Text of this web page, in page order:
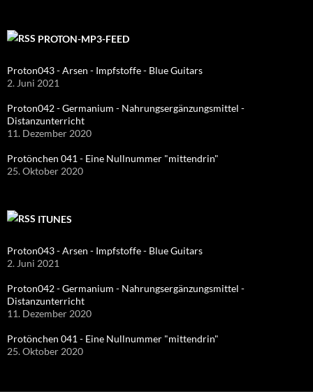
PROTON-MP3-FEED
Proton043 - Arsen - Impfstoffe - Blue Guitars
2. Juni 2021
Proton042 - Germanium - Nahrungsergänzungsmittel -
Distanzunterricht
11. Dezember 2020
Protönchen 041 - Eine Nullnummer "mittendrin"
25. Oktober 2020
ITUNES
Proton043 - Arsen - Impfstoffe - Blue Guitars
2. Juni 2021
Proton042 - Germanium - Nahrungsergänzungsmittel -
Distanzunterricht
11. Dezember 2020
Protönchen 041 - Eine Nullnummer "mittendrin"
25. Oktober 2020